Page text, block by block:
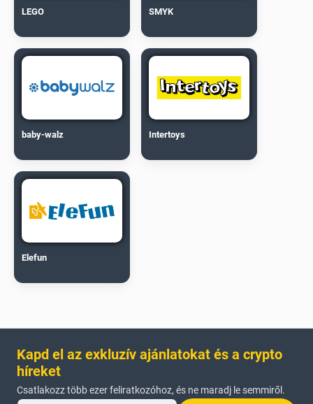
LEGO SMYK
baby-walz Intertoys
Elefun
Kapd el az exkluzív ajánlatokat és a crypto
híreket
Csatlakozz több ezer feliratkozóhoz, és ne maradj le semmiről.